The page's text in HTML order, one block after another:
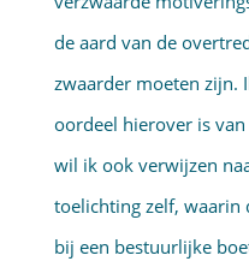
de aard van de
zwaarder moeten zijn.
oordeel hierover is
wil ik ook verwijzen
toelichting zelf, waarin
bij een bestuurlijke